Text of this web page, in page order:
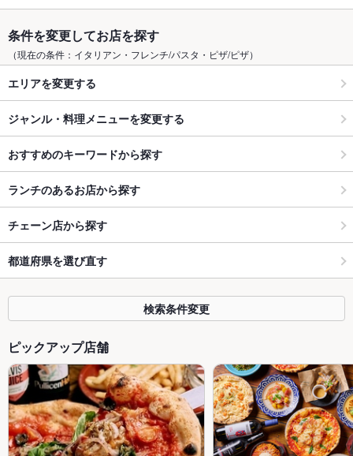
条件を変更してお店を探す
（現在の条件：イタリアン・フレンチ/パスタ・ピザ/ピザ）
エリアを変更する
ジャンル・料理メニューを変更する
おすすめのキーワードから探す
ランチのあるお店から探す
チェーン店から探す
都道府県を選び直す
検索条件変更
ピックアップ店舗